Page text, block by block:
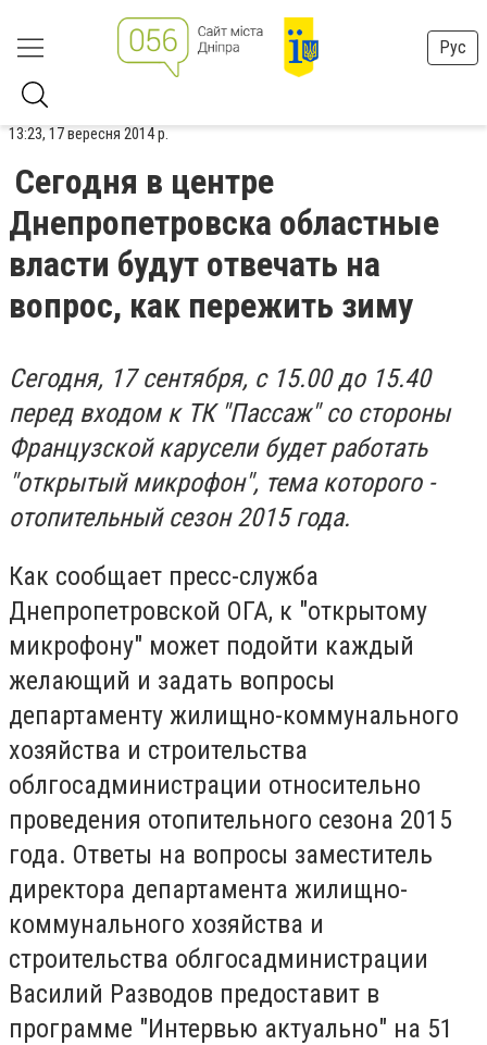
Рус
13:23, 17 вересня 2014 р.
Сегодня в центре
Днепропетровска областные
власти будут отвечать на
вопрос, как пережить зиму
Сегодня, 17 сентября, с 15.00 до 15.40
перед входом к ТК "Пассаж" со стороны
Французской карусели будет работать
"открытый микрофон", тема которого -
отопительный сезон 2015 года.
Как сообщает пресс-служба
Днепропетровской ОГА, к "открытому
микрофону" может подойти каждый
желающий и задать вопросы
департаменту жилищно-коммунального
хозяйства и строительства
облгосадминистрации относительно
проведения отопительного сезона 2015
года. Ответы на вопросы заместитель
директора департамента жилищно-
коммунального хозяйства и
строительства облгосадминистрации
Василий Разводов предоставит в
программе "Интервью актуально" на 51